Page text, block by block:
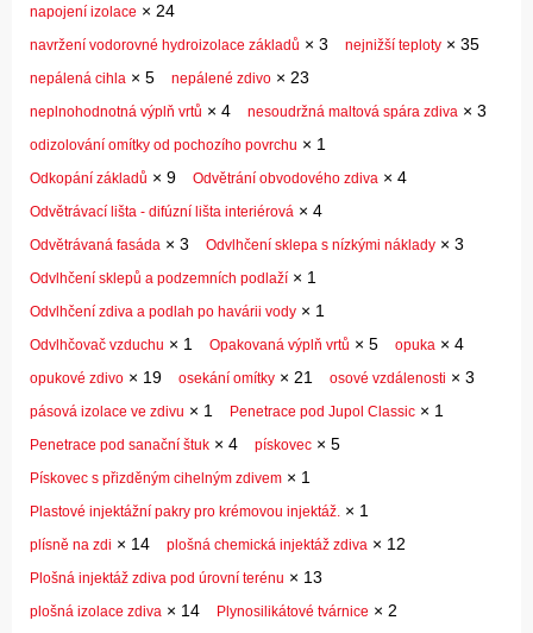
napojení izolace × 24
navržení vodorovné hydroizolace základů × 3 nejnižší teploty × 35
nepálená cihla × 5 nepálené zdivo × 23
neplnohodnotná výplň vrtů × 4 nesoudržná maltová spára zdiva × 3
odizolování omítky od pochozího povrchu × 1
Odkopání základů × 9 Odvětrání obvodového zdiva × 4
Odvětrávací lišta - difúzní lišta interiérová × 4
Odvětrávaná fasáda × 3 Odvlhčení sklepa s nízkými náklady × 3
Odvlhčení sklepů a podzemních podlaží × 1
Odvlhčení zdiva a podlah po havárii vody × 1
Odvlhčovač vzduchu × 1 Opakovaná výplň vrtů × 5 opuka × 4
opukové zdivo × 19 osekání omítky × 21 osové vzdálenosti × 3
pásová izolace ve zdivu × 1 Penetrace pod Jupol Classic × 1
Penetrace pod sanační štuk × 4 pískovec × 5
Pískovec s přizděným cihelným zdivem × 1
Plastové injektážní pakry pro krémovou injektáž. × 1
plísně na zdi × 14 plošná chemická injektáž zdiva × 12
Plošná injektáž zdiva pod úrovní terénu × 13
plošná izolace zdiva × 14 Plynosilikátové tvárnice × 2